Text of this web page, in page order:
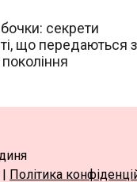
секрети
що передаються з
| Політика